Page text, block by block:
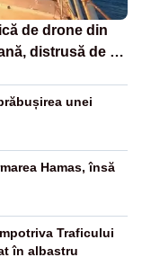
de drone din
distrusă de o
unei
Hamas, însă
Traficului
în albastru